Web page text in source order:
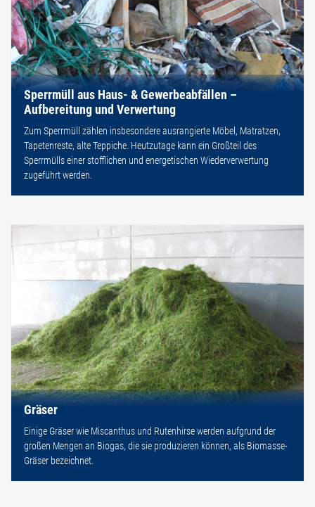
Sperrmüll aus Haus- & Gewerbeabfällen –
Aufbereitung und Verwertung
Zum Sperrmüll zählen insbesondere ausrangierte Möbel, Matratzen,
Tapetenreste, alte Teppiche. Heutzutage kann ein Großteil des
Sperrmülls einer stofflichen und energetischen Wiederverwertung
zugeführt werden.
Gräser
Einige Gräser wie Miscanthus und Rutenhirse werden aufgrund der
großen Mengen an Biogas, die sie produzieren können, als Biomasse-
Gräser bezeichnet.